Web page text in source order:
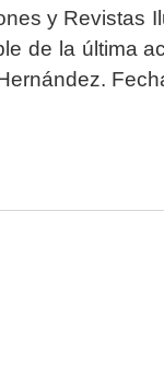
y Revistas
de la última